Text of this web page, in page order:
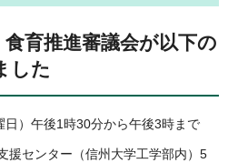
育推進審議会が以下の
した
日）午後1時30分から午後3時まで
援センター（信州大学工学部内）5